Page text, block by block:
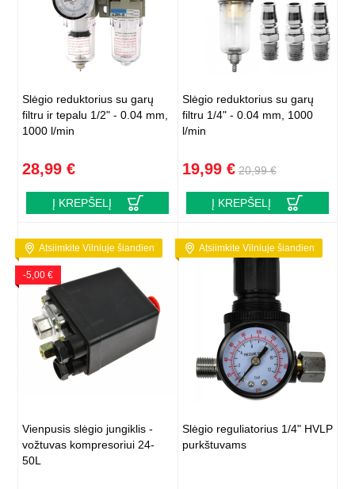
Slėgio reduktorius su garų
filtru ir tepalu 1/2" - 0.04 mm,
1000 l/min
28,99 €
Į KREPŠELĮ
Slėgio reduktorius su garų
filtru 1/4" - 0.04 mm, 1000
l/min
19,99 € 20,99 €
Į KREPŠELĮ
Atsiimkite Vilniuje šiandien
-5,00 €
Vienpusis slėgio jungiklis -
vožtuvas kompresoriui 24-
50L
Atsiimkite Vilniuje šiandien
Slėgio reguliatorius 1/4" HVLP
purkštuvams